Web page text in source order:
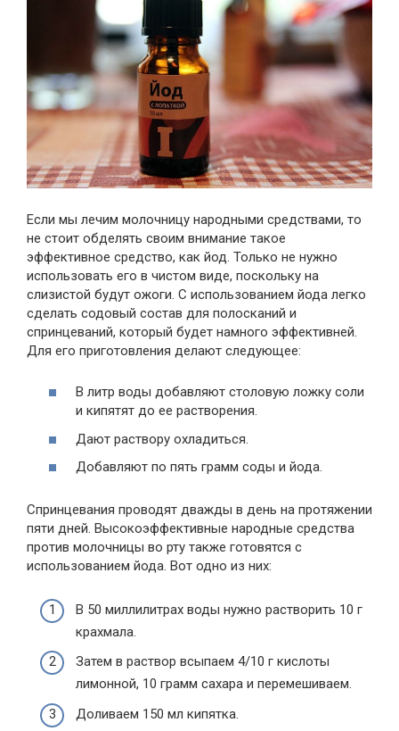
Если мы лечим молочницу народными средствами, то
не стоит обделять своим внимание такое
эффективное средство, как йод. Только не нужно
использовать его в чистом виде, поскольку на
слизистой будут ожоги. С использованием йода легко
сделать содовый состав для полосканий и
спринцеваний, который будет намного эффективней.
Для его приготовления делают следующее:
В литр воды добавляют столовую ложку соли
и кипятят до ее растворения.
Дают раствору охладиться.
Добавляют по пять грамм соды и йода.
Спринцевания проводят дважды в день на протяжении
пяти дней. Высокоэффективные народные средства
против молочницы во рту также готовятся с
использованием йода. Вот одно из них:
В 50 миллилитрах воды нужно растворить 10 г
крахмала.
Затем в раствор всыпаем 4/10 г кислоты
лимонной, 10 грамм сахара и перемешиваем.
Доливаем 150 мл кипятка.